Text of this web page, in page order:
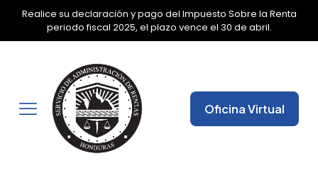
Realice su declaración y pago del Impuesto Sobre la Renta
periodo fiscal 2025, el plazo vence el 30 de abril.
✕
Oficina Virtual